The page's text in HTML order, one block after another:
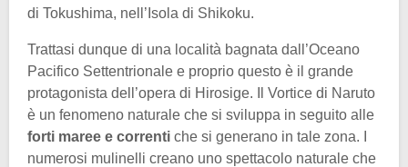
di Tokushima, nell’Isola di Shikoku.
Trattasi dunque di una località bagnata dall’Oceano
Pacifico Settentrionale e proprio questo è il grande
protagonista dell’opera di Hirosige. Il Vortice di Naruto
è un fenomeno naturale che si sviluppa in seguito alle
forti maree e correnti che si generano in tale zona. I
numerosi mulinelli creano uno spettacolo naturale che